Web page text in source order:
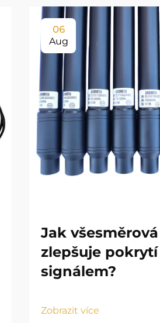
06
Aug
Jak
zlepšuje pokrytí
signálem?
Zobrazit více